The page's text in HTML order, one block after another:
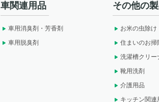
車関連用品
車用消臭剤・芳香剤
車用脱臭剤
その他の
お米の虫除け
住まいのお掃
洗濯槽クリー
靴用洗剤
介護用品
キッチン関連